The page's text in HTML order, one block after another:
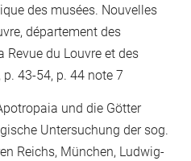
des musées. Nouvelles
département des
Revue du Louvre et des
p. 43-54, p. 44 note 7
und die Götter
Untersuchung der sog.
Reichs, München, Ludwig-